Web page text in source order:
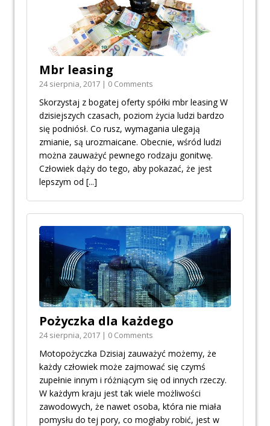
Mbr leasing
24 sierpnia, 2017 | 0 Comments
Skorzystaj z bogatej oferty spółki mbr leasing W
dzisiejszych czasach, poziom życia ludzi bardzo
się podniósł. Co rusz, wymagania ulegają
zmianie, są urozmaicane. Obecnie, wśród ludzi
można zauważyć pewnego rodzaju gonitwę.
Człowiek dąży do tego, aby pokazać, że jest
lepszym od [...]
Pożyczka dla każdego
24 sierpnia, 2017 | 0 Comments
Motopożyczka Dzisiaj zauważyć możemy, że
każdy człowiek może zajmować się czymś
zupełnie innym i różniącym się od innych rzeczy.
W każdym kraju jest tak wiele możliwości
zawodowych, że nawet osoba, która nie miała
pomysłu do tej pory, co mogłaby robić, jest w